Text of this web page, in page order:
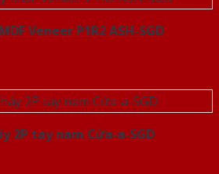
Veneer P1R2 ASH-SGD
2P tay nam Cửa-a-SGD